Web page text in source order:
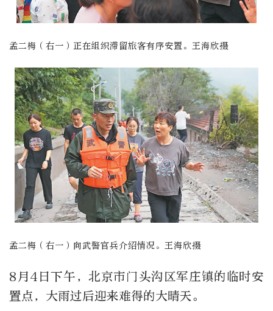
孟二梅（右一）正在组织滞留旅客有序安置。王海欣摄
孟二梅（右一）向武警官兵介绍情况。王海欣摄
8月4日下午，北京市门头沟区军庄镇的临时安
置点，大雨过后迎来难得的大晴天。